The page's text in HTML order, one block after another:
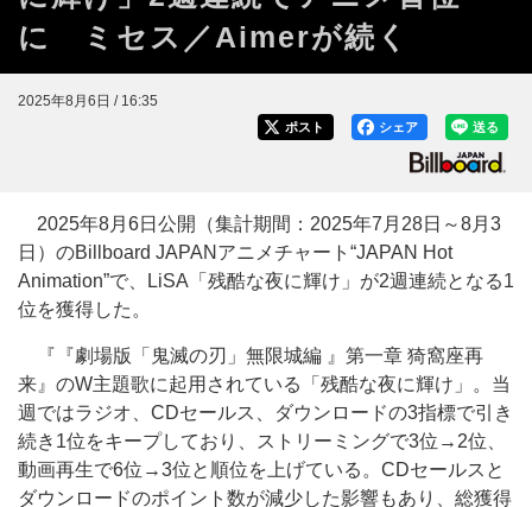
に ミセス／Aimerが続く
2025年8月6日 / 16:35
送る
シェア
ポスト
2025年8月6日公開（集計期間：2025年7月28日～8月3
日）のBillboard JAPANアニメチャート“JAPAN Hot
Animation”で、LiSA「残酷な夜に輝け」が2週連続となる1
位を獲得した。
『『劇場版「鬼滅の刃」無限城編 』第一章 猗窩座再
来』のW主題歌に起用されている「残酷な夜に輝け」。当
週ではラジオ、CDセールス、ダウンロードの3指標で引き
続き1位をキープしており、ストリーミングで3位→2位、
動画再生で6位→3位と順位を上げている。CDセールスと
ダウンロードのポイント数が減少した影響もあり、総獲得